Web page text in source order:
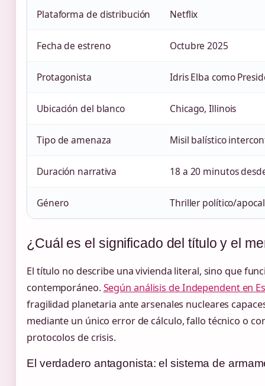
Plataforma de distribución Netflix
Fecha de estreno Octubre 2025
Protagonista Idris Elba como
Ubicación del blanco Chicago, Illinois
Tipo de amenaza Misil balístico
Duración narrativa 18 a 20 minutos
Género Thriller político/
¿Cuál es el significado del título y el
El título no describe una vivienda literal, sino que
contemporáneo.Según análisis de Independent en
fragilidad planetaria ante arsenales nucleares
mediante un único error de cálculo, fallo técnico o
protocolos de crisis.
El verdadero antagonista: el sistema de